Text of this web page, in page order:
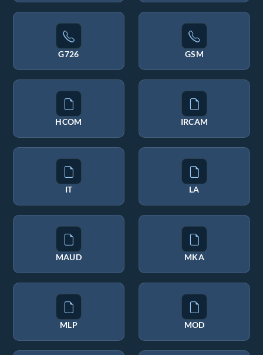
G726 GSM
HCOM IRCAM
IT LA
MAUD MKA
MLP MOD